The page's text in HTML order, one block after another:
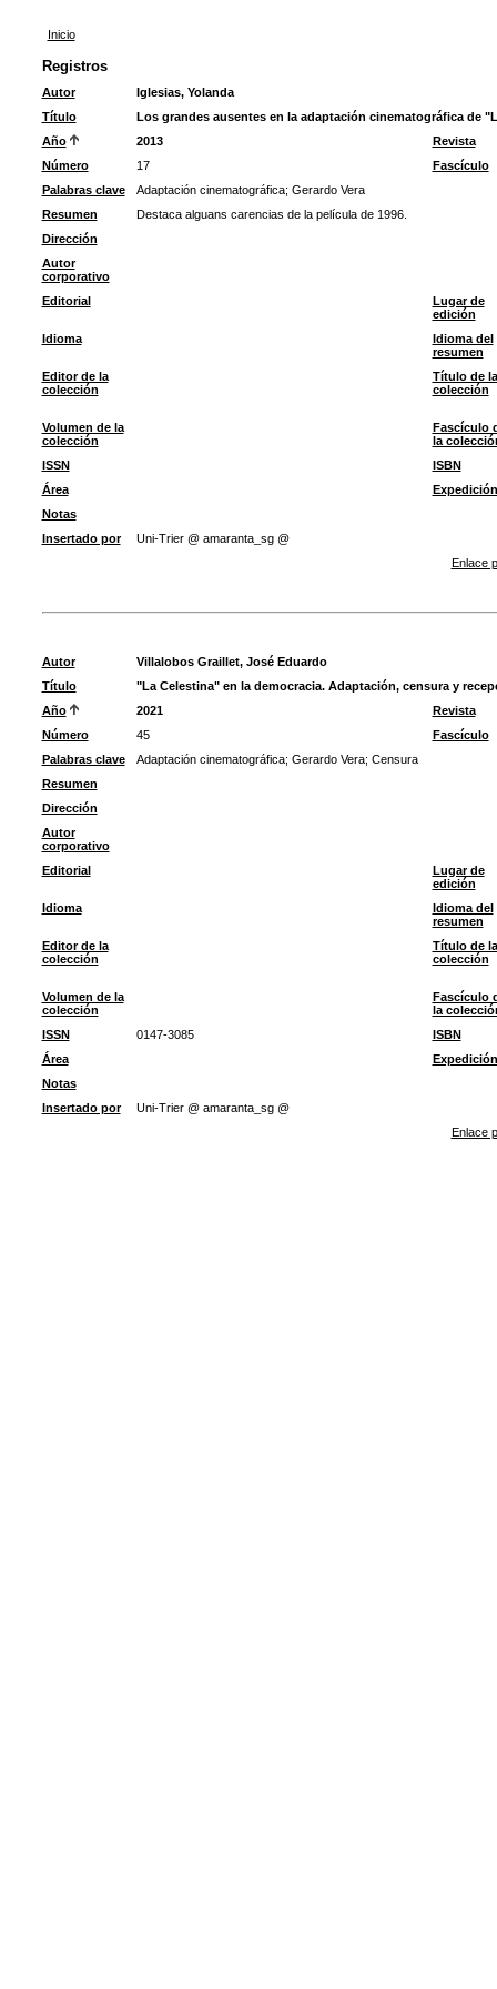
Inicio
Registros
Autor
Iglesias, Yolanda
Título
Los grandes ausentes en la adaptación cinematográfica de
Año
2013
Revista
Número
17
Fascículo
Palabras clave
Adaptación cinematográfica; Gerardo Vera
Resumen
Destaca alguans carencias de la película de 1996.
Dirección
Autor
corporativo
Editorial
Lugar de
edición
Idioma
Idioma del
resumen
Editor de la
colección
Título de la
colección
Volumen de la
colección
Fascículo
la
ISSN
ISBN
Área
Expedición
Notas
Insertado por
Uni-Trier @ amaranta_sg @
Enlace
Autor
Villalobos Graillet, José Eduardo
Título
"La Celestina" en la democracia. Adaptación, censura y
Año
2021
Revista
Número
45
Fascículo
Palabras clave
Adaptación cinematográfica; Gerardo Vera; Censura
Resumen
Dirección
Autor
corporativo
Editorial
Lugar de
edición
Idioma
Idioma del
resumen
Editor de la
colección
Título de la
colección
Volumen de la
colección
Fascículo
la
ISSN
0147-3085
ISBN
Área
Expedición
Notas
Insertado por
Uni-Trier @ amaranta_sg @
Enlace